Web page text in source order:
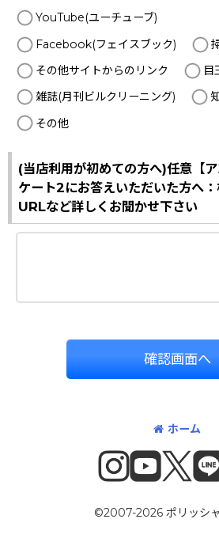
YouTube(ユーチューブ)
Facebook(フェイスブック)
その他サイトからのリンク
目
雑誌(月刊ビルクリーニング)
その他
(当店利用が初めての方へ)任意【
ケート2にお答えいただいた方へ
URLなど詳しくお聞かせ下さい
確認画面へ
ホーム
©2007-2026 ポリッシ